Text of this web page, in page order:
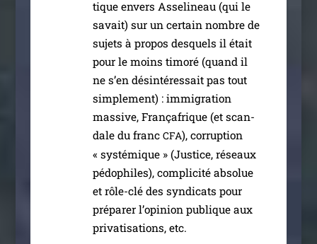
tique envers Asselineau (qui le
savait) sur un cer­tain nombre de
sujets à pro­pos des­quels il était
pour le moins timo­ré (quand il
ne s’en dés­in­té­res­sait pas tout
sim­ple­ment) : immi­gra­tion
mas­sive, Françafrique (et scan­
dale du franc CFA), cor­rup­tion
« sys­té­mique » (Justice, réseaux
pédo­philes), com­pli­ci­té abso­lue
et rôle-clé des syn­di­cats pour
pré­pa­rer l’o­pi­nion publique aux
pri­va­ti­sa­tions, etc.